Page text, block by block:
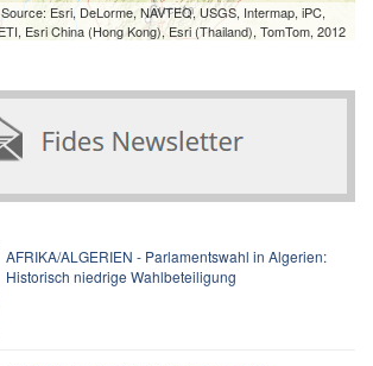
Esri, DeLorme, NAVTEQ, USGS, Intermap, iPC,
Esri China (Hong Kong), Esri (Thailand), TomTom, 2012
AFRIKA/ALGERIEN - Parlamentswahl in Algerien:
Historisch niedrige Wahlbeteiligung